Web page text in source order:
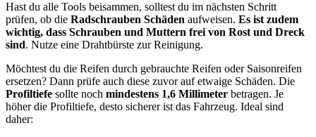
Hast du alle Tools beisammen, solltest du im nächsten Schritt
prüfen, ob die Radschrauben Schäden aufweisen. Es ist zudem
wichtig, dass Schrauben und Muttern frei von Rost und Dreck
sind. Nutze eine Drahtbürste zur Reinigung.
Möchtest du die Reifen durch gebrauchte Reifen oder Saisonreifen
ersetzen? Dann prüfe auch diese zuvor auf etwaige Schäden. Die
Profiltiefe sollte noch mindestens 1,6 Millimeter betragen. Je
höher die Profiltiefe, desto sicherer ist das Fahrzeug. Ideal sind
daher: